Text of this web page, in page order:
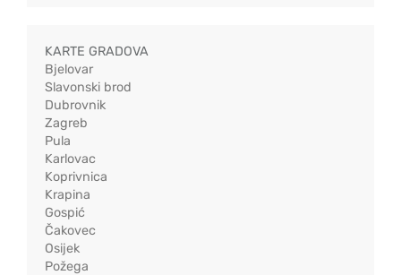
KARTE GRADOVA
Bjelovar
Slavonski brod
Dubrovnik
Zagreb
Pula
Karlovac
Koprivnica
Krapina
Gospić
Čakovec
Osijek
Požega